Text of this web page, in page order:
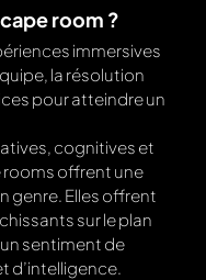
room ?
immersives
la résolution
pour atteindre un
cognitives et
rooms offrent une
genre. Elles offrent
sur le plan
sentiment de
d’intelligence.